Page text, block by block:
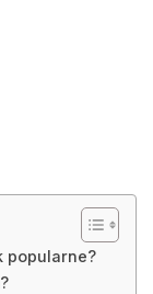
popularne?